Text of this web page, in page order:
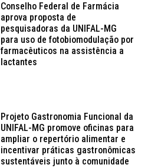
Conselho Federal de Farmácia
aprova proposta de
pesquisadoras da UNIFAL-MG
para uso de fotobiomodulação por
farmacêuticos na assistência a
lactantes
Projeto Gastronomia Funcional da
UNIFAL-MG promove oficinas para
ampliar o repertório alimentar e
incentivar práticas gastronômicas
sustentáveis junto à comunidade